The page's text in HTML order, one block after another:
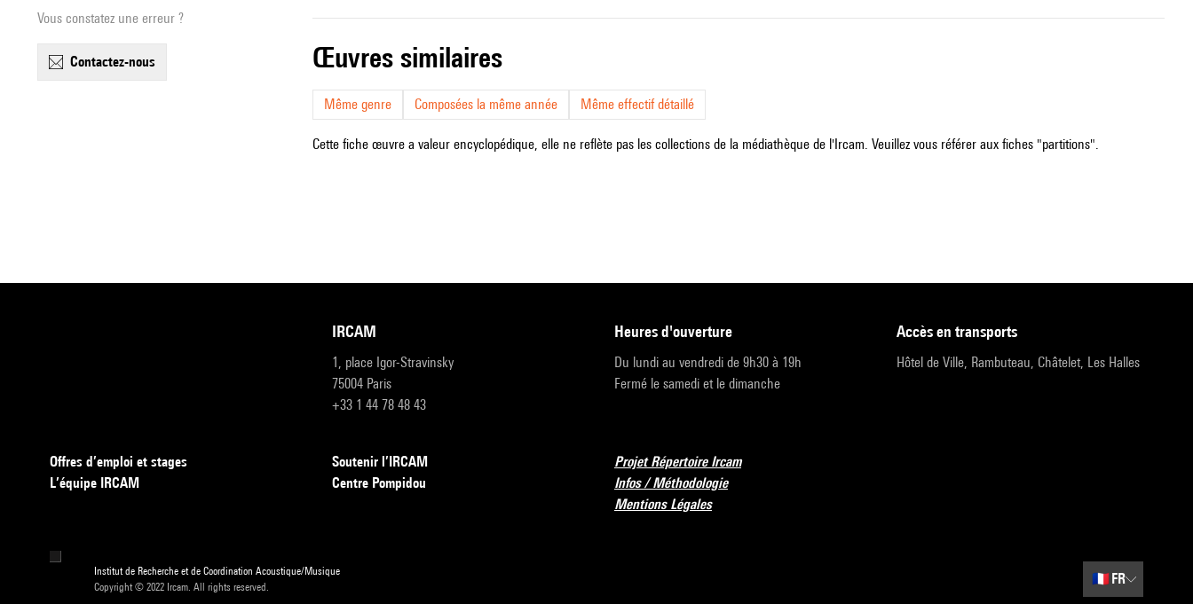
Vous constatez une erreur ?
contactez-nous œuvres similaires
Même genre Composées la même année Même effectif détaillé
Cette fiche œuvre a valeur encyclopédique, elle ne reflète pas les collections de la médiathèque de l'Ircam. Veuillez vous référer aux fiches "partitions".
IRCAM
1, place Igor-Stravinsky
75004 Paris
+33 1 44 78 48 43
heures d'ouverture
Du lundi au vendredi de 9h30 à 19h
Fermé le samedi et le dimanche
accès en transports
Hôtel de Ville, Rambuteau, Châtelet, Les Halles
Offres d’emploi et stages
L’équipe IRCAM
Soutenir l’IRCAM
Centre Pompidou
Projet Répertoire Ircam
Infos / Méthodologie
Mentions Légales
Institut de Recherche et de Coordination Acoustique/Musique
Copyright © 2022 Ircam. All rights reserved.
🇫🇷 FR